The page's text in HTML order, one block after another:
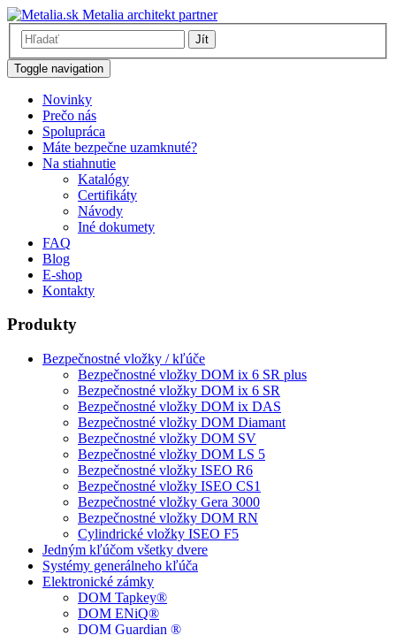
Metalia architekt partner
Jít
Toggle navigation
Novinky
Prečo nás
Spolupráca
Máte bezpečne uzamknuté?
Na stiahnutie
Katalógy
Certifikáty
Návody
Iné dokumety
FAQ
Blog
E-shop
Kontakty
Produkty
Bezpečnostné vložky / kľúče
Bezpečnostné vložky DOM ix 6 SR plus
Bezpečnostné vložky DOM ix 6 SR
Bezpečnostné vložky DOM ix DAS
Bezpečnostné vložky DOM Diamant
Bezpečnostné vložky DOM SV
Bezpečnostné vložky DOM LS 5
Bezpečnostné vložky ISEO R6
Bezpečnostné vložky ISEO CS1
Bezpečnostné vložky Gera 3000
Bezpečnostné vložky DOM RN
Cylindrické vložky ISEO F5
Jedným kľúčom všetky dvere
Systémy generálneho kľúča
Elektronické zámky
DOM Tapkey®
DOM ENiQ®
DOM Guardian ®